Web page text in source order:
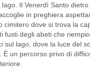
Il Venerdì Santo dietro
in preghiera
cimitero dove si trova la
fusti degli abeti che
sul lago, dove la luce del
È un percorso privo di